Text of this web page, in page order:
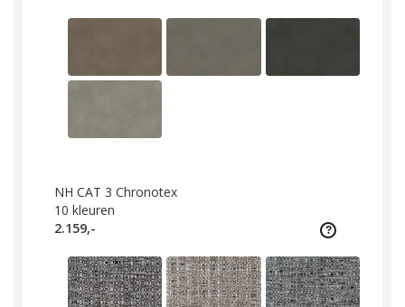
NH CAT 3 Chronotex
10 kleuren
2.159,-